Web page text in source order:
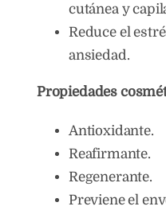
cutánea y
Reduce el
ansiedad.
Propiedades
Antioxidante.
Reafirmante.
Regenerante.
Previene el